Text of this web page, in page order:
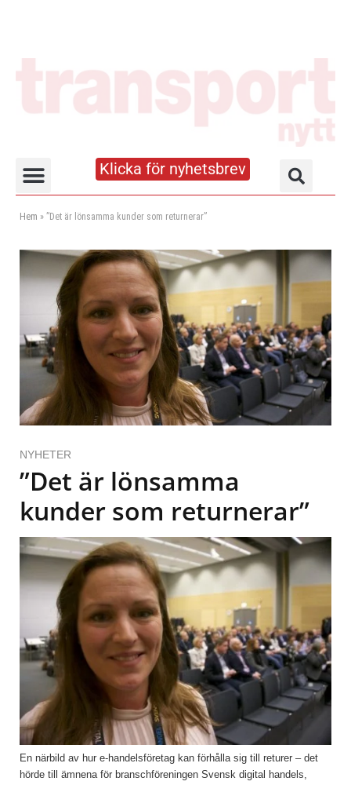
Klicka för nyhetsbrev
Hem » ”Det är lönsamma kunder som returnerar”
NYHETER
”Det är lönsamma
kunder som returnerar”
En närbild av hur e-handelsföretag kan förhålla sig till returer – det
hörde till ämnena för branschföreningen Svensk digital handels,